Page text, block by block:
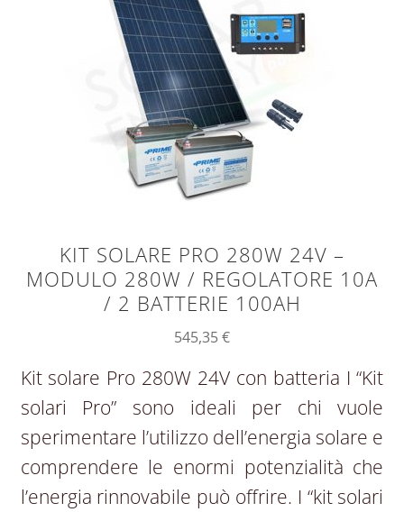
KIT SOLARE PRO 280W 24V –
MODULO 280W / REGOLATORE 10A
/ 2 BATTERIE 100AH
545,35€
Kit solare Pro 280W 24V con batteria I “Kit
solari Pro” sono ideali per chi vuole
sperimentare l’utilizzo dell’energia solare e
comprendere le enormi potenzialità che
l’energia rinnovabile può offrire. I “kit solari